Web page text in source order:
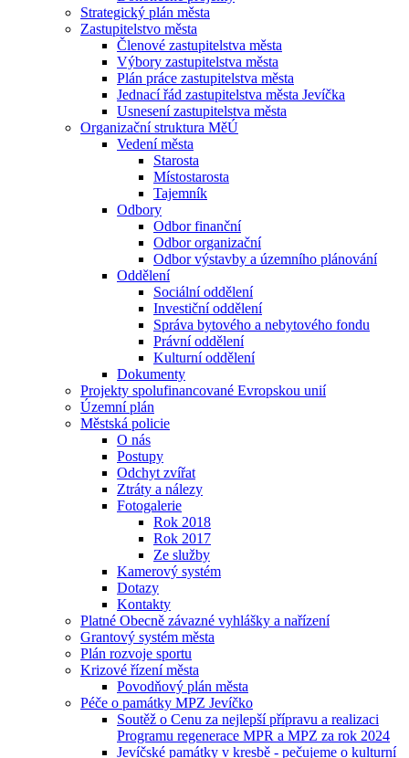
Strategický plán města
Zastupitelstvo města
Členové zastupitelstva města
Výbory zastupitelstva města
Plán práce zastupitelstva města
Jednací řád zastupitelstva města Jevíčka
Usnesení zastupitelstva města
Organizační struktura MěÚ
Vedení města
Starosta
Místostarosta
Tajemník
Odbory
Odbor finanční
Odbor organizační
Odbor výstavby a územního plánování
Oddělení
Sociální oddělení
Investiční oddělení
Správa bytového a nebytového fondu
Právní oddělení
Kulturní oddělení
Dokumenty
Projekty spolufinancované Evropskou unií
Územní plán
Městská policie
O nás
Postupy
Odchyt zvířat
Ztráty a nálezy
Fotogalerie
Rok 2018
Rok 2017
Ze služby
Kamerový systém
Dotazy
Kontakty
Platné Obecně závazné vyhlášky a nařízení
Grantový systém města
Plán rozvoje sportu
Krizové řízení města
Povodňový plán města
Péče o památky MPZ Jevíčko
Soutěž o Cenu za nejlepší přípravu a realizaci
Programu regenerace MPR a MPZ za rok 2024
Jevíčské památky v kresbě - pečujeme o kulturní